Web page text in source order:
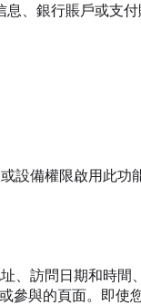
息、銀行賬戶或支付
設備權限啟用此功
、訪問日期和時間
參與的頁面。即使